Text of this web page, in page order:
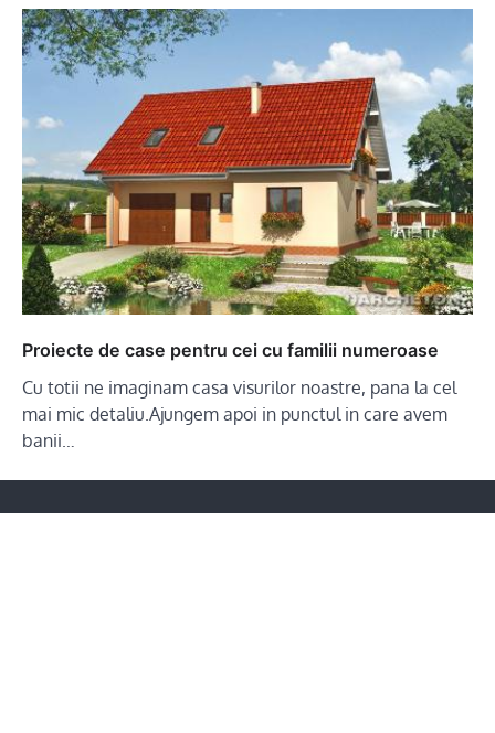
Proiecte de case pentru cei cu familii numeroase
Cu totii ne imaginam casa visurilor noastre, pana la cel
mai mic detaliu.Ajungem apoi in punctul in care avem
banii…